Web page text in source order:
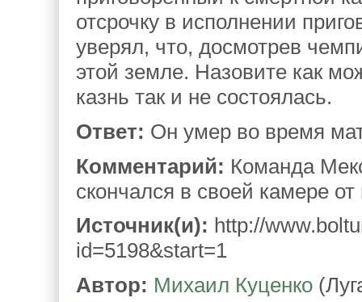
отсрочку в исполнении
уверял, что, досмотрев
этой земле. Назовите как
казнь так и не состоялась.
Ответ: Он умер во время
Комментарий: Команда
скончался в своей камере
Источник(и): http://
id=5198&start=1
Автор: Михаил Куценко